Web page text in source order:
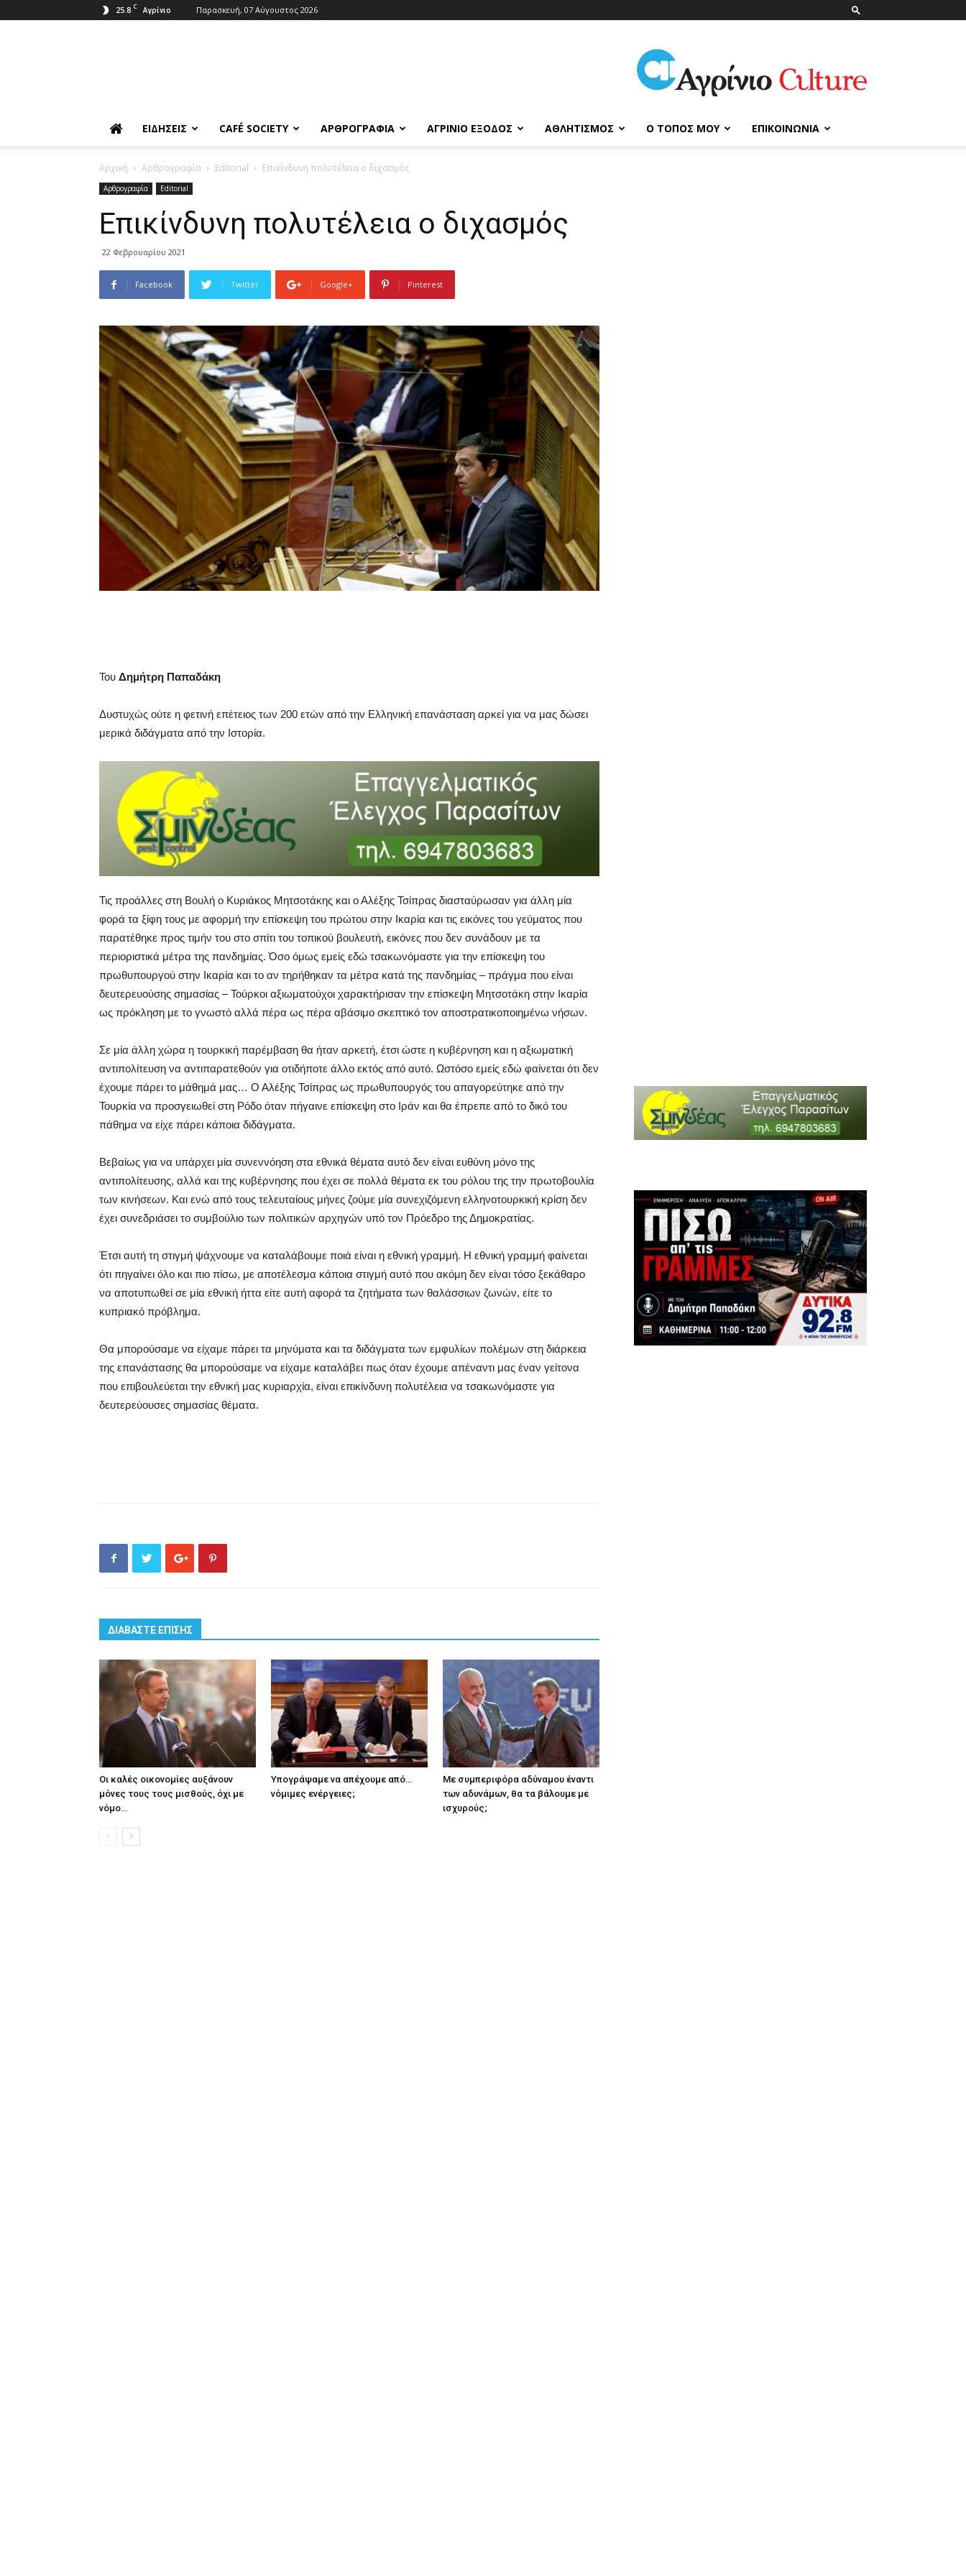
25.8 C Αγρίνιο Παρασκευή, 07 Αύγουστος 2026
ΑγρίνιοCulture
ΕΙΔΉΣΕΙΣ CAFÉ SOCIETY ΑΡΘΡΟΓΡΑΦΊΑ ΑΓΡΊΝΙΟ ΈΞΟΔΟΣ ΑΘΛΗΤΙΣΜΌΣ Ο ΤΌΠΟΣ ΜΟΥ ΕΠΙΚΟΙΝΩΝΊΑ
Αρχική Αρθρογραφία Editorial Eπικίνδυνη πολυτέλεια ο διχασμός
Αρθρογραφία Editorial
Eπικίνδυνη πολυτέλεια ο διχασμός
22 Φεβρουαρίου 2021
Facebook Twitter Google+ Pinterest
Toυ Δημήτρη Παπαδάκη
Δυστυχώς ούτε η φετινή επέτειος των 200 ετών από την Ελληνική επανάσταση αρκεί για να μας δώσει
μερικά διδάγματα από την Ιστορία.
Τις προάλλες στη Βουλή ο Κυριάκος Μητσοτάκης και ο Αλέξης Τσίπρας διασταύρωσαν για άλλη μία
φορά τα ξίφη τους με αφορμή την επίσκεψη του πρώτου στην Ικαρία και τις εικόνες του γεύματος που
παρατέθηκε προς τιμήν του στο σπίτι του τοπικού βουλευτή, εικόνες που δεν συνάδουν με τα
περιοριστικά μέτρα της πανδημίας. Όσο όμως εμείς εδώ τσακωνόμαστε για την επίσκεψη του
πρωθυπουργού στην Ικαρία και το αν τηρήθηκαν τα μέτρα κατά της πανδημίας – πράγμα που είναι
δευτερευούσης σημασίας – Τούρκοι αξιωματούχοι χαρακτήρισαν την επίσκεψη Μητσοτάκη στην Ικαρία
ως πρόκληση με το γνωστό αλλά πέρα ως πέρα αβάσιμο σκεπτικό τον αποστρατικοποιημένω νήσων.
Σε μία άλλη χώρα η τουρκική παρέμβαση θα ήταν αρκετή, έτσι ώστε η κυβέρνηση και η αξιωματική
αντιπολίτευση να αντιπαρατεθούν για οτιδήποτε άλλο εκτός από αυτό. Ωστόσο εμείς εδώ φαίνεται ότι δεν
έχουμε πάρει το μάθημά μας… Ο Αλέξης Τσίπρας ως πρωθυπουργός του απαγορεύτηκε από την
Τουρκία να προσγειωθεί στη Ρόδο όταν πήγαινε επίσκεψη στο Ιράν και θα έπρεπε από το δικό του
πάθημα να είχε πάρει κάποια διδάγματα.
Βεβαίως για να υπάρχει μία συνεννόηση στα εθνικά θέματα αυτό δεν είναι ευθύνη μόνο της
αντιπολίτευσης, αλλά και της κυβέρνησης που έχει σε πολλά θέματα εκ του ρόλου της την πρωτοβουλία
των κινήσεων. Και ενώ από τους τελευταίους μήνες ζούμε μία συνεχιζόμενη ελληνοτουρκική κρίση δεν
έχει συνεδριάσει το συμβούλιο των πολιτικών αρχηγών υπό τον Πρόεδρο της Δημοκρατίας.
Έτσι αυτή τη στιγμή ψάχνουμε να καταλάβουμε ποιά είναι η εθνική γραμμή. Η εθνική γραμμή φαίνεται
ότι πηγαίνει όλο και πιο πίσω, με αποτέλεσμα κάποια στιγμή αυτό που ακόμη δεν είναι τόσο ξεκάθαρο
να αποτυπωθεί σε μία εθνική ήττα είτε αυτή αφορά τα ζητήματα των θαλάσσιων ζωνών, είτε το
κυπριακό πρόβλημα.
Θα μπορούσαμε να είχαμε πάρει τα μηνύματα και τα διδάγματα των εμφυλίων πολέμων στη διάρκεια
της επανάστασης θα μπορούσαμε να είχαμε καταλάβει πως όταν έχουμε απέναντι μας έναν γείτονα
που επιβουλεύεται την εθνική μας κυριαρχία, είναι επικίνδυνη πολυτέλεια να τσακωνόμαστε για
δευτερεύουσες σημασίας θέματα.
ΔΙΑΒΑΣΤΕ ΕΠΙΣΗΣ
Οι καλές οικονομίες αυξάνουν
μόνες τους τους μισθούς, όχι με
νόμο…
Υπογράψαμε να απέχουμε από…
νόμιμες ενέργειες;
Με συμπεριφόρα αδύναμου έναντι
των αδυνάμων, θα τα βάλουμε με
ισχυρούς;